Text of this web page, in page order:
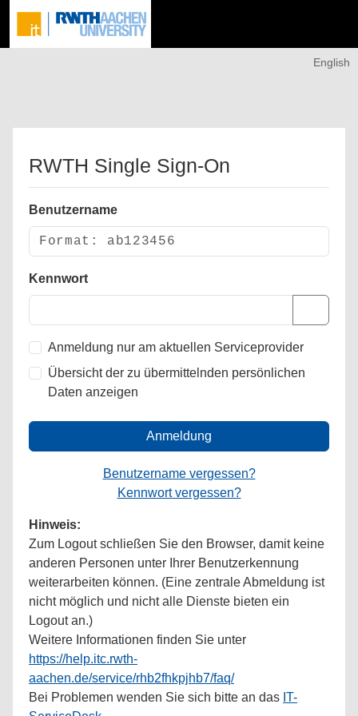
English
RWTH Single Sign-On
Benutzername
Kennwort
Anmeldung nur am aktuellen Serviceprovider
Übersicht der zu übermittelnden persönlichen
Daten anzeigen
Anmeldung
Benutzername vergessen?
Kennwort vergessen?
Hinweis:
Zum Logout schließen Sie den Browser, damit keine
anderen Personen unter Ihrer Benutzerkennung
weiterarbeiten können. (Eine zentrale Abmeldung ist
nicht möglich und nicht alle Dienste bieten ein
Logout an.)
Weitere Informationen finden Sie unter
https://help.itc.rwth-
aachen.de/service/rhb2fhkpjhb7/faq/
Bei Problemen wenden Sie sich bitte an das IT-